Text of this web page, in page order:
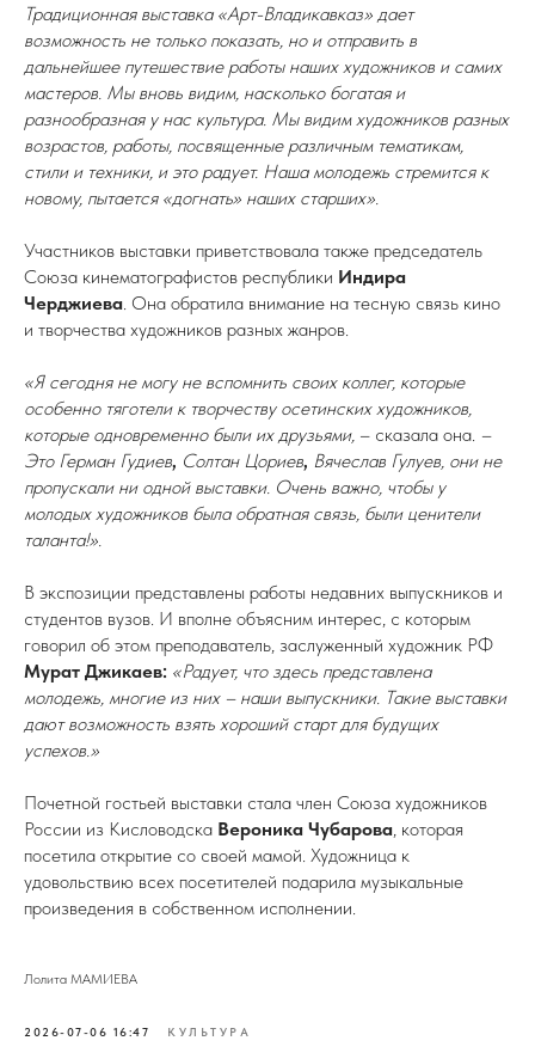
Традиционная выставка «Арт-Владикавказ» дает
возможность не только показать, но и отправить в
дальнейшее путешествие работы наших художников и самих
мастеров. Мы вновь видим, насколько богатая и
разнообразная у нас культура. Мы видим художников разных
возрастов, работы, посвященные различным тематикам,
стили и техники, и это радует. Наша молодежь стремится к
новому, пытается «догнать» наших старших».
Участников выставки приветствовала также председатель
Союза кинематографистов республики Индира
Черджиева. Она обратила внимание на тесную связь кино
и творчества художников разных жанров.
«Я сегодня не могу не вспомнить своих коллег, которые
особенно тяготели к творчеству осетинских художников,
которые одновременно были их друзьями, – сказала она. –
Это Герман Гудиев, Солтан Цориев, Вячеслав Гулуев, они не
пропускали ни одной выставки. Очень важно, чтобы у
молодых художников была обратная связь, были ценители
таланта!».
В экспозиции представлены работы недавних выпускников и
студентов вузов. И вполне объясним интерес, с которым
говорил об этом преподаватель, заслуженный художник РФ
Мурат Джикаев: «Радует, что здесь представлена
молодежь, многие из них – наши выпускники. Такие выставки
дают возможность взять хороший старт для будущих
успехов.»
Почетной гостьей выставки стала член Союза художников
России из Кисловодска Вероника Чубарова, которая
посетила открытие со своей мамой. Художница к
удовольствию всех посетителей подарила музыкальные
произведения в собственном исполнении.
Лолита МАМИЕВА
2026-07-06 16:47 КУЛЬТУРА